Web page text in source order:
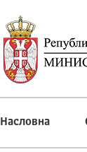
Насловна